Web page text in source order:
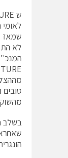
לאומי
שמאז
לא
בשלב